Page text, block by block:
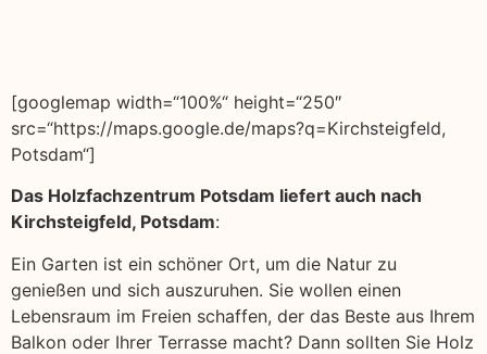
[googlemap width=“100%“ height=“250″
src=“https://maps.google.de/maps?q=Kirchsteigfeld,
Potsdam“]
Das Holzfachzentrum Potsdam liefert auch nach
Kirchsteigfeld, Potsdam:
Ein Garten ist ein schöner Ort, um die Natur zu
genießen und sich auszuruhen. Sie wollen einen
Lebensraum im Freien schaffen, der das Beste aus Ihrem
Balkon oder Ihrer Terrasse macht? Dann sollten Sie Holz